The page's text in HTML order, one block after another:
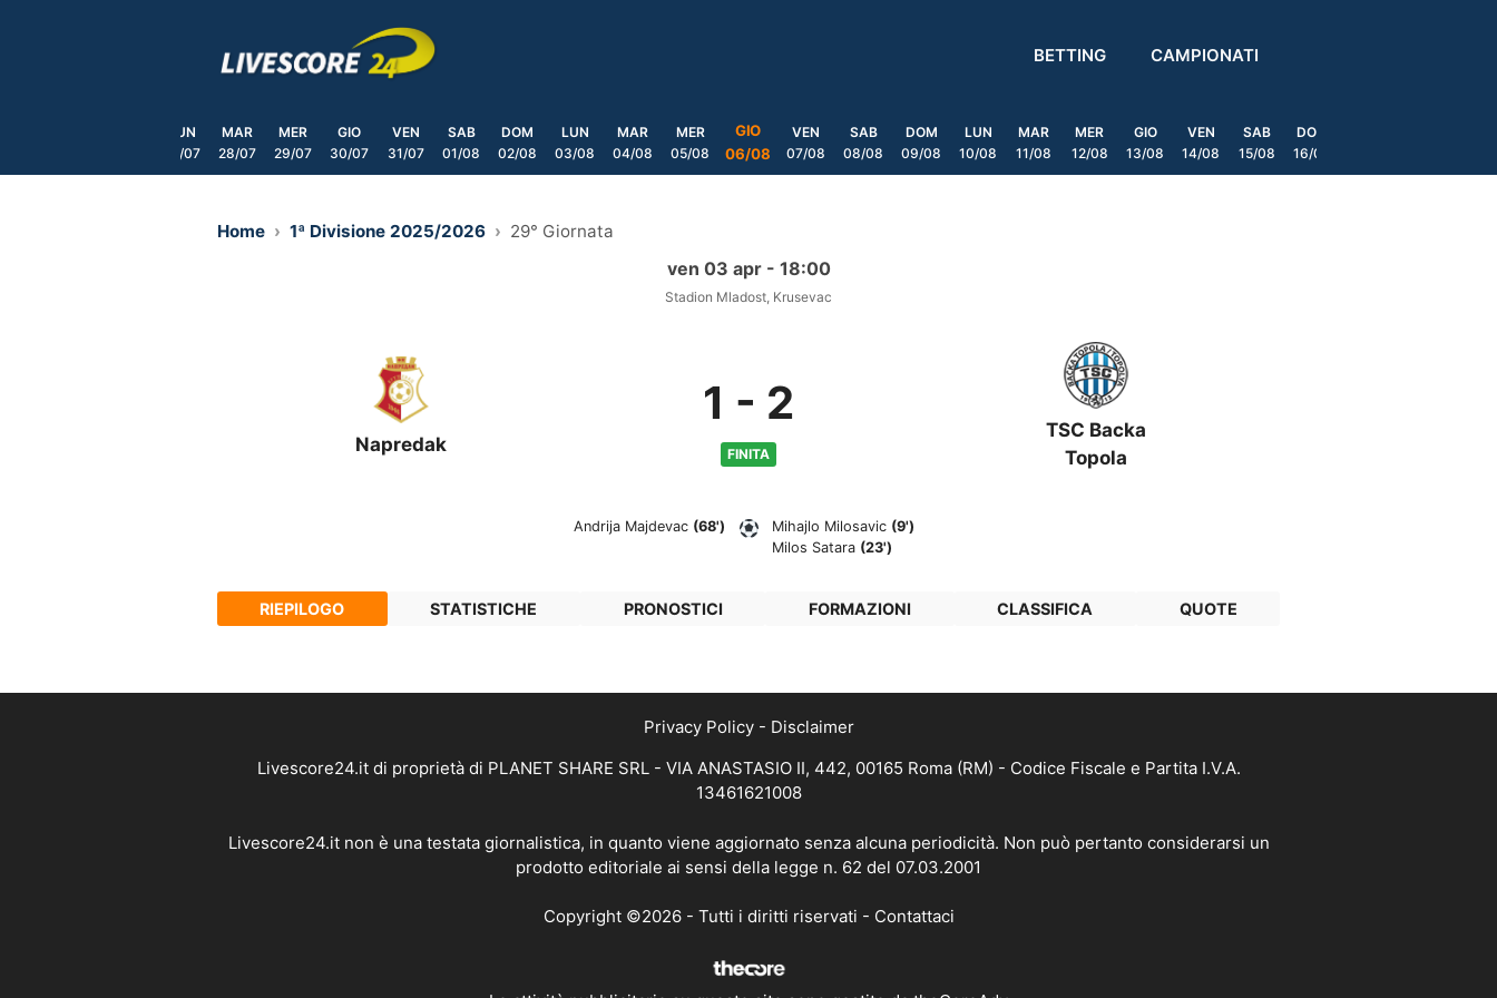
BETTING CAMPIONATI
LUN
27/07
MAR
28/07
MER
29/07
GIO
30/07
VEN
31/07
SAB
01/08
DOM
02/08
LUN
03/08
MAR
04/08
MER
05/08
GIO
06/08
VEN
07/08
SAB
08/08
DOM
09/08
LUN
10/08
MAR
11/08
MER
12/08
GIO
13/08
VEN
14/08
SAB
15/08
DOM
16/08
Home 1ª Divisione 2025/2026 29° Giornata
ven 03 apr - 18:00
Stadion Mladost, Krusevac
Napredak
1 - 2
FINITA
TSC Backa
Topola
Andrija Majdevac (68') Mihajlo Milosavic (9')
Milos Satara (23')
RIEPILOGO STATISTICHE PRONOSTICI FORMAZIONI CLASSIFICA QUOTE
Privacy Policy- Disclaimer
Livescore24.it di proprietà di PLANET SHARE SRL - VIA ANASTASIO II, 442, 00165 Roma (RM) - Codice Fiscale e Partita I.V.A.
13461621008
Livescore24.it non è una testata giornalistica, in quanto viene aggiornato senza alcuna periodicità. Non può pertanto considerarsi un
prodotto editoriale ai sensi della legge n. 62 del 07.03.2001
Copyright ©2026 - Tutti i diritti riservati - Contattaci